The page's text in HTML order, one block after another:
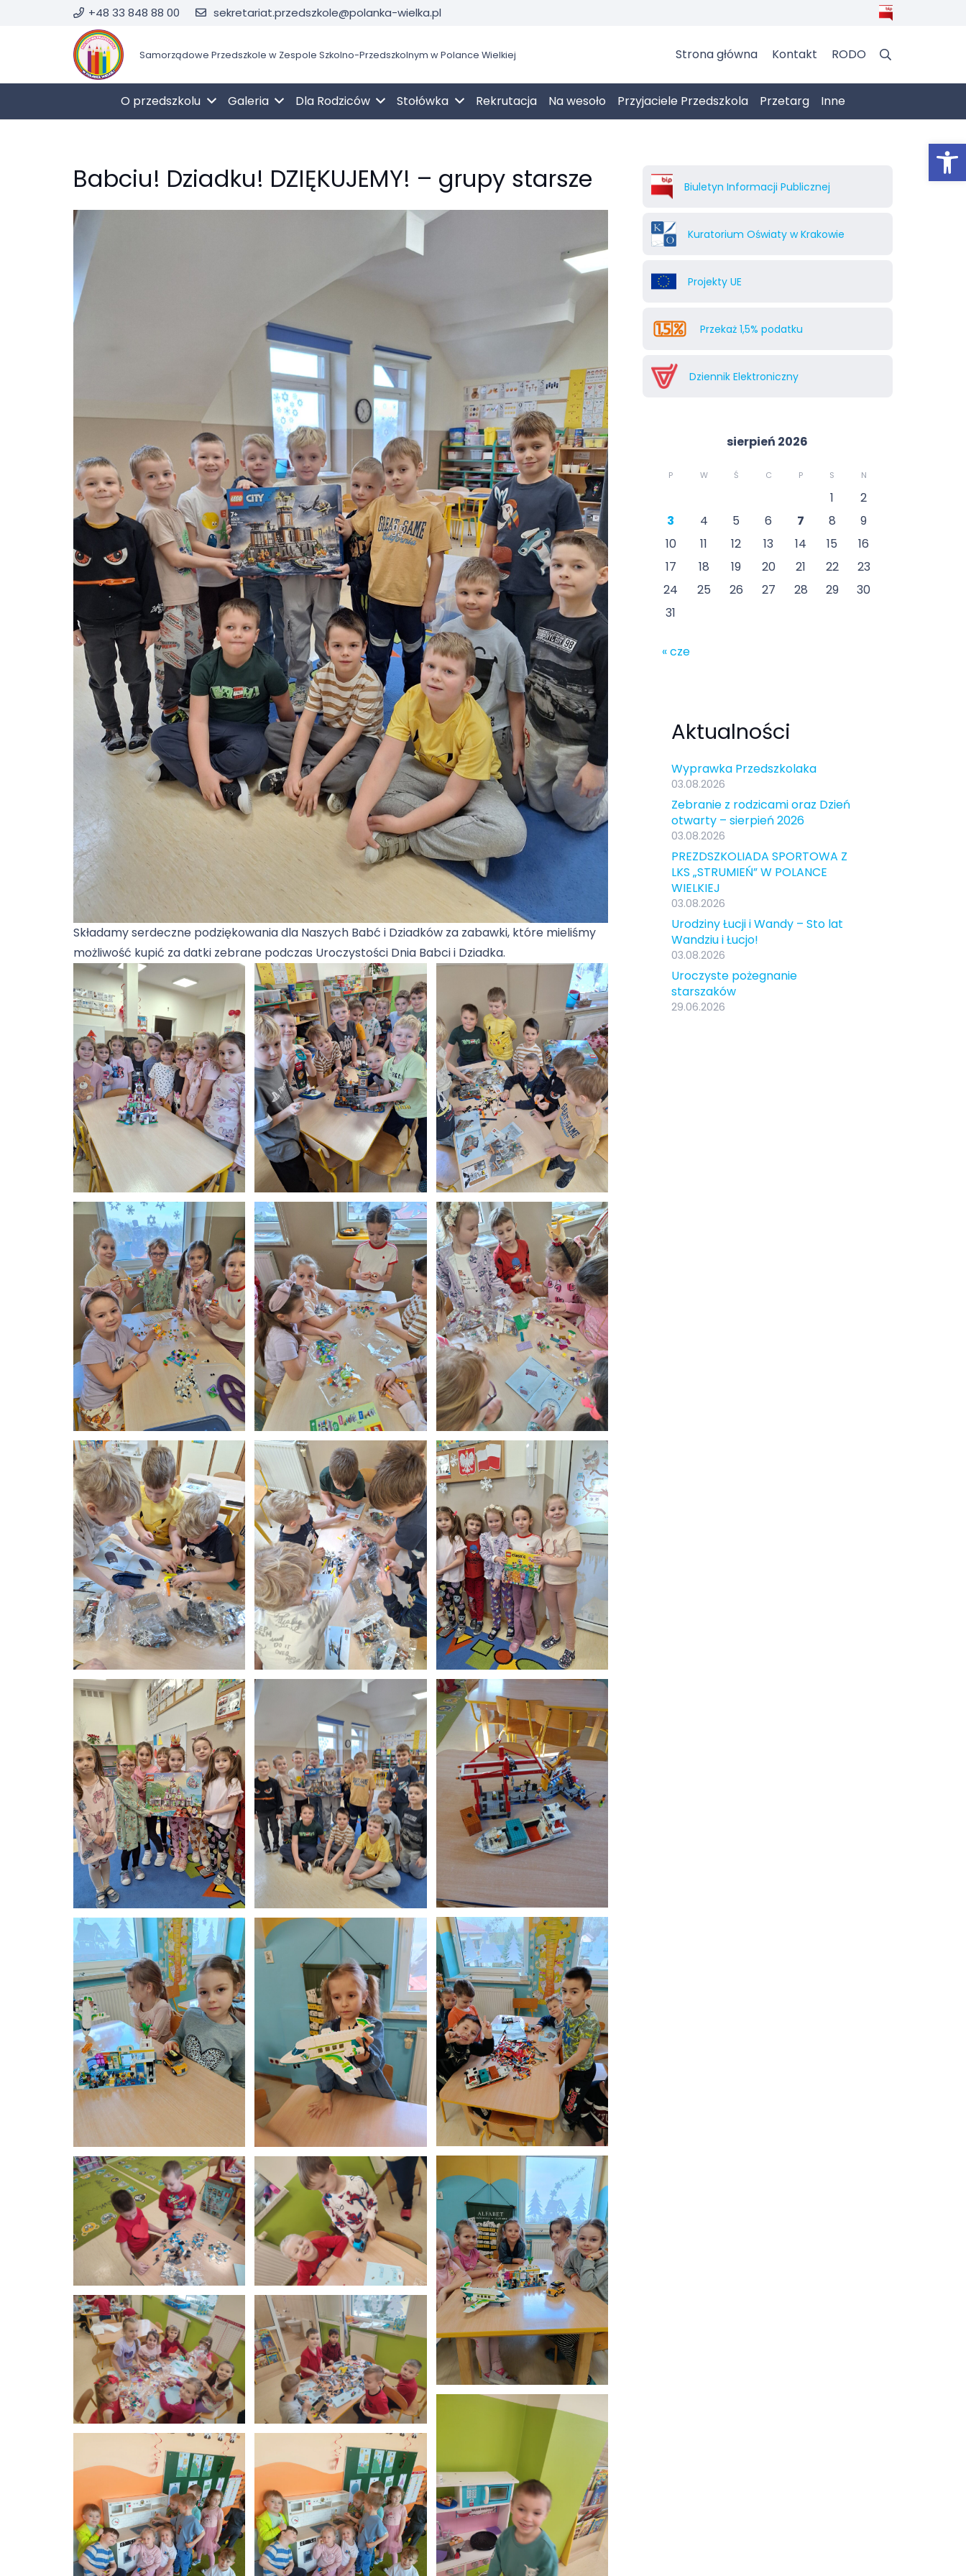
+48 33 848 88 00 sekretariat.przedszkole@polanka-wielka.pl
Samorządowe Przedszkole w Zespole Szkolno-Przedszkolnym w Polance Wielkiej Strona główna Kontakt RODO
O przedszkolu Galeria Dla Rodziców Stołówka Rekrutacja Na wesoło Przyjaciele Przedszkola Przetarg Inne
Babciu! Dziadku! DZIĘKUJEMY! – grupy starsze
Składamy serdeczne podziękowania dla Naszych Babć i Dziadków za zabawki, które mieliśmy
możliwość kupić za datki zebrane podczas Uroczystości Dnia Babci i Dziadka.
Biuletyn Informacji Publicznej
Kuratorium Oświaty w Krakowie
Projekty UE
Przekaż 1,5% podatku
Dziennik Elektroniczny
sierpień 2026
P W Ś C P S N
1
2
3
4 5 6 7 8
9
10
11 12 13 14 15
16
17
18 19 20 21 22
23
24
25 26 27 28 29
30
31
« cze
Aktualności
Wyprawka Przedszkolaka
03.08.2026
Zebranie z rodzicami oraz Dzień
otwarty – sierpień 2026
03.08.2026
PREZDSZKOLIADA SPORTOWA Z
LKS „STRUMIEŃ” W POLANCE
WIELKIEJ
03.08.2026
Urodziny Łucji i Wandy – Sto lat
Wandziu i Łucjo!
03.08.2026
Uroczyste pożegnanie
starszaków
29.06.2026